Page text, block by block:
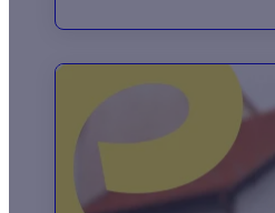
vous : quel est le
qui adoptent cet